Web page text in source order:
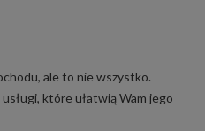
ale to nie wszystko.
które ułatwią Wam jego